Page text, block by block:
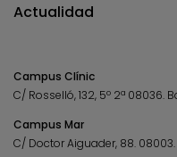
Actualidad
Campus Clínic
C/ Rosselló, 132, 5º 2ª 08036.
Campus Mar
C/ Doctor Aiguader, 88. 08003.